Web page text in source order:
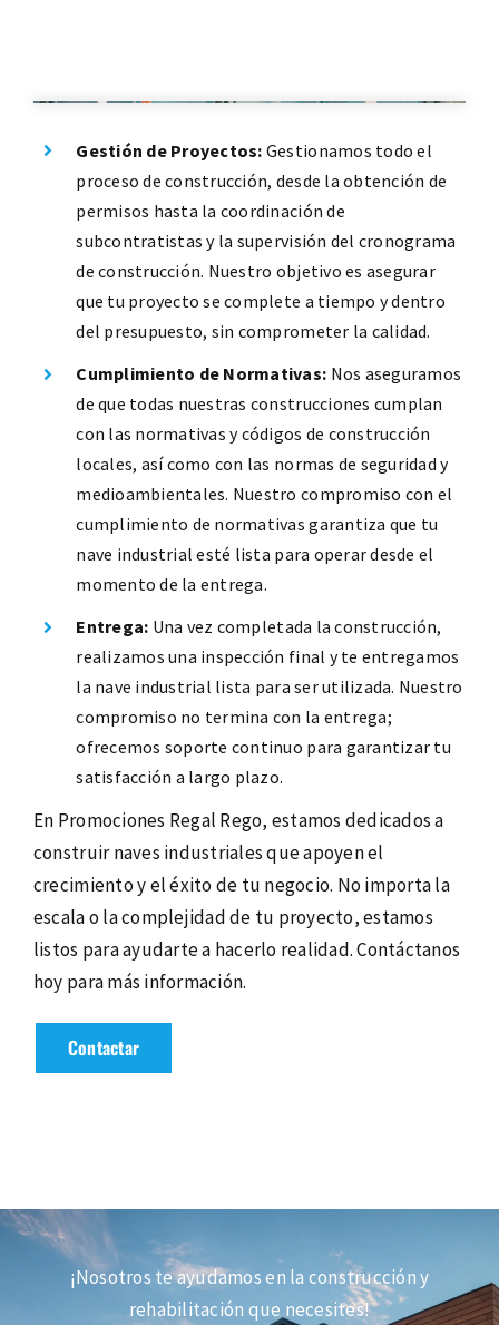
Gestión de Proyectos: Gestionamos todo el
proceso de construcción, desde la obtención de
permisos hasta la coordinación de
subcontratistas y la supervisión del cronograma
de construcción. Nuestro objetivo es asegurar
que tu proyecto se complete a tiempo y dentro
del presupuesto, sin comprometer la calidad.
Cumplimiento de Normativas: Nos aseguramos
de que todas nuestras construcciones cumplan
con las normativas y códigos de construcción
locales, así como con las normas de seguridad y
medioambientales. Nuestro compromiso con el
cumplimiento de normativas garantiza que tu
nave industrial esté lista para operar desde el
momento de la entrega.
Entrega: Una vez completada la construcción,
realizamos una inspección final y te entregamos
la nave industrial lista para ser utilizada. Nuestro
compromiso no termina con la entrega;
ofrecemos soporte continuo para garantizar tu
satisfacción a largo plazo.
En Promociones Regal Rego, estamos dedicados a
construir naves industriales que apoyen el
crecimiento y el éxito de tu negocio. No importa la
escala o la complejidad de tu proyecto, estamos
listos para ayudarte a hacerlo realidad. Contáctanos
hoy para más información.
Contactar
¡Nosotros te ayudamos en la construcción y
rehabilitación que necesites!